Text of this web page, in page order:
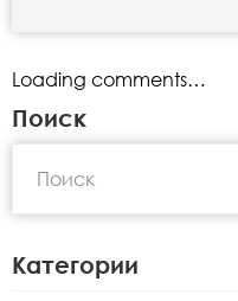
Loading comments…
Поиск
Категории